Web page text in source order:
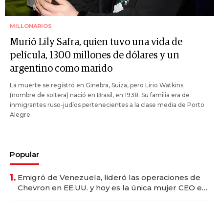
MILLONARIOS
Murió Lily Safra, quien tuvo una vida de
película, 1300 millones de dólares y un
argentino como marido
La muerte se registró en Ginebra, Suiza, pero Lirio Watkins
(nombre de soltera) nació en Brasil, en 1938. Su familia era de
inmigrantes ruso-judíos pertenecientes a la clase media de Porto
Alegre.
Popular
1. Emigró de Venezuela, lideró las operaciones de
Chevron en EE.UU. y hoy es la única mujer CEO en